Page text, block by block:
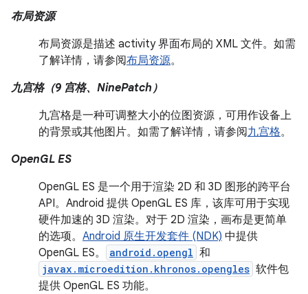
布局资源
布局资源是描述 activity 界面布局的 XML 文件。如需
了解详情，请参阅布局资源。
九宫格（9 宫格、NinePatch）
九宫格是一种可调整大小的位图资源，可用作设备上
的背景或其他图片。如需了解详情，请参阅九宫格。
OpenGL ES
OpenGL ES 是一个用于渲染 2D 和 3D 图形的跨平台
API。Android 提供 OpenGL ES 库，该库可用于实现
硬件加速的 3D 渲染。对于 2D 渲染，画布是更简单
的选项。 Android 原生开发套件 (NDK) 中提供
OpenGL ES。
android.opengl 和
javax.microedition.khronos.opengles 软件包
提供 OpenGL ES 功能。